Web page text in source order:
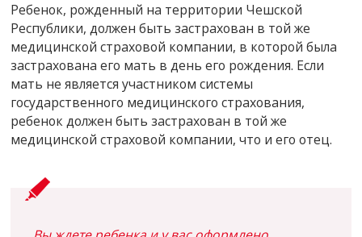
Ребенок, рожденный на территории Чешской
Республики, должен быть застрахован в той же
медицинской страховой компании, в которой была
застрахована его мать в день его рождения. Если
мать не является участником системы
государственного медицинского страхования,
ребенок должен быть застрахован в той же
медицинской страховой компании, что и его отец.